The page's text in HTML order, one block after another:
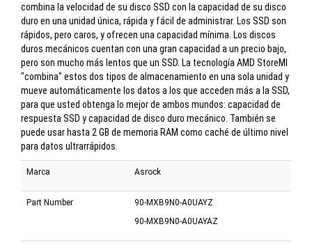
combina la velocidad de su disco SSD con la capacidad de su disco
duro en una unidad única, rápida y fácil de administrar. Los SSD son
rápidos, pero caros, y ofrecen una capacidad mínima. Los discos
duros mecánicos cuentan con una gran capacidad a un precio bajo,
pero son mucho más lentos que un SSD. La tecnología AMD StoreMI
"combina" estos dos tipos de almacenamiento en una sola unidad y
mueve automáticamente los datos a los que acceden más a la SSD,
para que usted obtenga lo mejor de ambos mundos: capacidad de
respuesta SSD y capacidad de disco duro mecánico. También se
puede usar hasta 2 GB de memoria RAM como caché de último nivel
para datos ultrarrápidos.
Marca Asrock
Part Number
90-MXB9N0-A0UAYZ
90-MXB9N0-A0UAYAZ